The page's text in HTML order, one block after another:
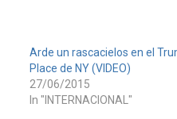
Arde un rascacielos en el
Place de NY (VIDEO)
27/06/2015
In "INTERNACIONAL"